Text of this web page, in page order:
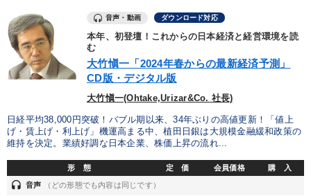
音声・動画 ダウンロード対応
本年、初登壇！これからの日本経済と経営環境を読
む
大竹愼一「2024年春からの最新経済予測」
CD版・デジタル版
大竹愼一(Ohtake,Urizar&Co. 社長)
日経平均38,000円突破！バブル期以来、34年ぶりの高値更新！「値上
げ・賃上げ・利上げ」機運高まる中、植田日銀は大規模金融緩和政策の
維持を決定。業績好調な日本企業、株価上昇の流れ...
形 態 定 価 会員価格 購 入
headset 音声 （どの形態でも内容は同じです）